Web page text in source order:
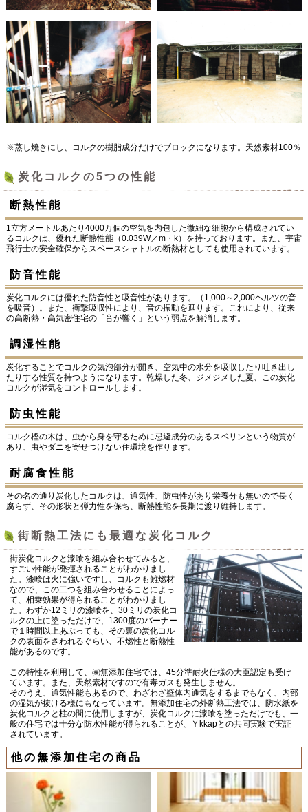
※蒸し焼きにし、コルクの樹脂成分だけでブロックになります。天然素材100％
炭化コルクの5つの性能
断熱性能
1立方メートルあたり4000万個の空気を内包した微細な細胞から構成されてい
るコルクは、優れた断熱性能（0.039W／m・k）を持っております。また、宇宙
飛行士の安全確保からスペースシャトルの断熱材としても使用されています。
防音性能
炭化コルクには優れた防音性と吸音性があります。（1,000～2,000ヘルツの音
を吸音）。また、衝撃吸収性により、音の振動を遮ります。これにより、従来
の高断熱・高気密住宅の「音が響く」という弱点を解消します。
調湿性能
炭化することでコルクの気泡部分が開き、空気中の水分を吸収したり吐き出し
たりする性質を持つようになります。乾燥した冬、ジメジメした夏、この炭化
コルクが湿気をコントロールします。
防虫性能
コルク樫の木は、虫から身を守るために忌避成分のあるスベリンという物質が
あり、虫やダニを寄せつけない住環境を作ります。
耐腐食性能
その名の通り炭化したコルクは、通気性、防虫性があり栄養分も無いので長く
腐らず、その形状と弾力性を保ち、断熱性能を長期に渡り維持します。
街断熱工法にも最適な炭化コルク
街炭化コルクと漆喰を組み合わせてみると、
すごい性能が発揮されることがわかりまし
た。漆喰は火に強いですし、コルクも難燃材
なので、この二つを組み合わせることによっ
て、相乗効果が得られることがわかりまし
た。わずか12ミリの漆喰を、30ミリの炭化コ
ルクの上に塗っただけで、1300度のバーナー
で１時間以上あぶっても、その裏の炭化コル
クの表面をさわれるぐらい、不燃性と断熱性
能があるのです。
この特性を利用して、㈱無添加住宅では、45分準耐火仕様の大臣認定も受け
ています。また、天然素材ですので有毒ガスも発生しません。
そのうえ、通気性能もあるので、わざわざ壁体内通気をするまでもなく、内部
の湿気が抜ける様にもなっています。無添加住宅の外断熱工法では、防水紙を
炭化コルクと柱の間に使用しますが、炭化コルクに漆喰を塗っただけでも、一
般の住宅では十分な防水性能が得られることが、Ｙkkapとの共同実験で実証
されています。
他の無添加住宅の商品